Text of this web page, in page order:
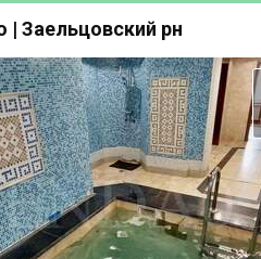
| Заельцовский рн